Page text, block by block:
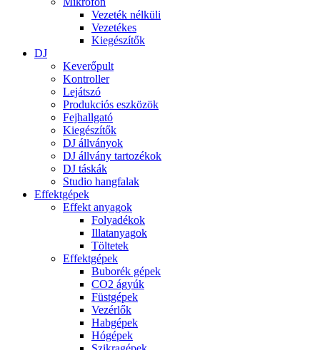
Vezeték nélküli
Vezetékes
Kiegészítők
DJ
Keverőpult
Kontroller
Lejátszó
Produkciós eszközök
Fejhallgató
Kiegészítők
DJ állványok
DJ állvány tartozékok
DJ táskák
Studio hangfalak
Effektgépek
Effekt anyagok
Folyadékok
Illatanyagok
Töltetek
Effektgépek
Buborék gépek
CO2 ágyúk
Füstgépek
Vezérlők
Habgépek
Hógépek